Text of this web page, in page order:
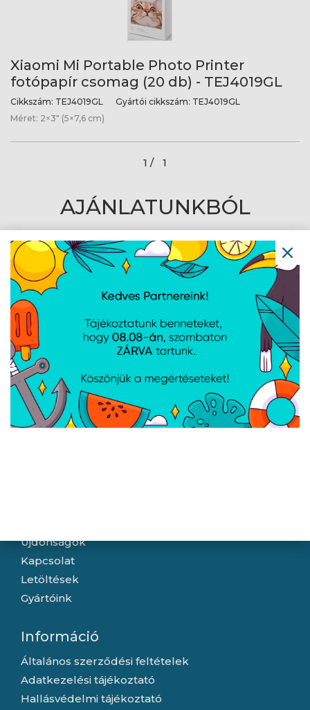
Xiaomi Mi Portable Photo Printer
fotópapír csomag (20 db) - TEJ4019GL
Cikkszám: TEJ4019GL Gyártói cikkszám: TEJ4019GL
Méret: 2×3" (5×7,6 cm)
1 / 1
AJÁNLATUNKBÓL
Denver MBP-32B
Bluetooth hőnyomtató
Újdonságok
Kapcsolat
Letöltések
Gyártóink
Információ
Általános szerződési feltételek
Adatkezelési tájékoztató
Hallásvédelmi tájékoztató